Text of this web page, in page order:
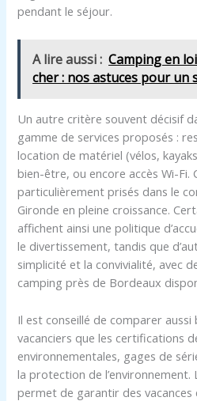
pendant le séjour.
A lire aussi : Camping en
cher : nos astuces pour un
Un autre critère souvent décisif
gamme de services proposés :
location de matériel (vélos,
bien-être, ou encore accès Wi-Fi.
particulièrement prisés dans le
Gironde en pleine croissance.
affichent ainsi une politique
le divertissement, tandis que
simplicité et la convivialité, avec
camping près de Bordeaux
Il est conseillé de comparer aussi
vacanciers que les certifications
environnementales, gages de
la protection de l’environnement.
permet de garantir des vacances